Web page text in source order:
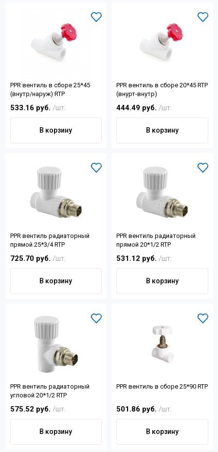
+7 (4822) 32-28-74
РРR вентиль в сборе 25*45
(внутр/наруж) RTP
533.16 руб. /шт.
В корзину
РРR вентиль в сборе 20*45 RTP
(внурт-внутр)
444.49 руб. /шт.
В корзину
РРR вентиль радиаторный
прямой 25*3/4 RTP
725.70 руб. /шт.
В корзину
РРR вентиль радиаторный
прямой 20*1/2 RTP
531.12 руб. /шт.
В корзину
РРR вентиль радиаторный
угловой 20*1/2 RTP
575.52 руб. /шт.
В корзину
РРR вентиль в сборе 25*90 RTP
501.86 руб. /шт.
В корзину